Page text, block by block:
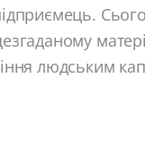
людським